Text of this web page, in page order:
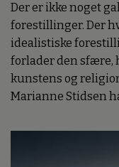
Der er ikke noget
forestillinger. Der
idealistiske
forlader den sfære,
kunstens og
Marianne Stidsen